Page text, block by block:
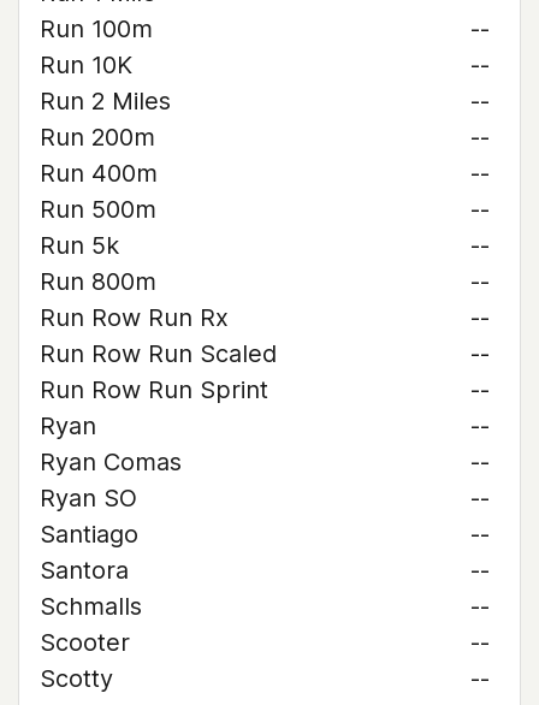
Run 100m
--
Run 10K
--
Run 2 Miles
--
Run 200m
--
Run 400m
--
Run 500m
--
Run 5k
--
Run 800m
--
Run Row Run Rx
--
Run Row Run Scaled
--
Run Row Run Sprint
--
Ryan
--
Ryan Comas
--
Ryan SO
--
Santiago
--
Santora
--
Schmalls
--
Scooter
--
Scotty
--